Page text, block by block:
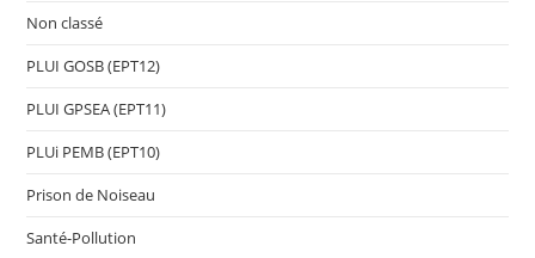
Non classé
PLUI GOSB (EPT12)
PLUI GPSEA (EPT11)
PLUi PEMB (EPT10)
Prison de Noiseau
Santé-Pollution